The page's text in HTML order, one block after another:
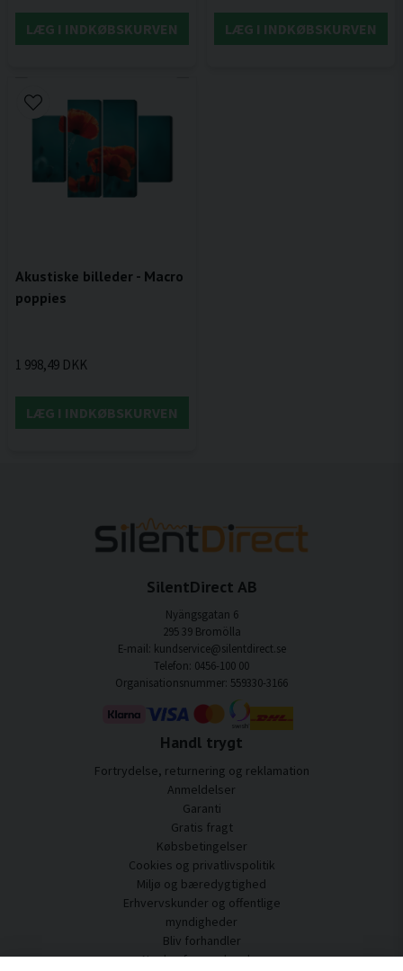
LÆG I INDKØBSKURVEN LÆG I INDKØBSKURVEN
Akustiske billeder - Macro
poppies
1 998,49 DKK
LÆG I INDKØBSKURVEN
SilentDirect AB
Nyängsgatan 6
295 39 Bromölla
E-mail: kundservice@silentdirect.se
Telefon: 0456-100 00
Organisationsnummer: 559330-3166
Handl trygt
Fortrydelse, returnering og reklamation
Anmeldelser
Garanti
Gratis fragt
Købsbetingelser
Cookies og privatlivspolitik
Miljø og bæredygtighed
Erhvervskunder og offentlige
myndigheder
Bliv forhandler
Nogle af vores kunder